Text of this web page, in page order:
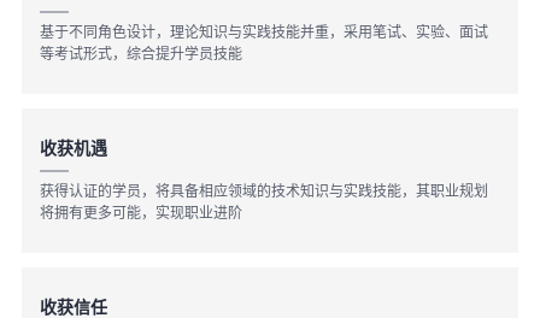
课
的
证
我
实
验
的
收
实
营
讯
基于不同角色设计，理论知识与实践技能并重，采用笔试、实验、面试
等考试形式，综合提升学员技能
收获机遇
获得认证的学员，将具备相应领域的技术知识与实践技能，其职业规划
将拥有更多可能，实现职业进阶
收获信任